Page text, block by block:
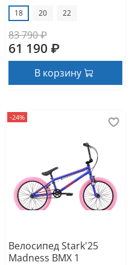
18 20 22
83 790 ₽
61 190 ₽
В корзину
-24%
Велосипед Stark'25
Madness BMX 1